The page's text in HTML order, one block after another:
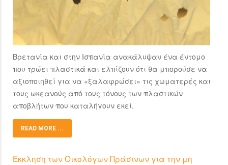
Βρετανία και στην Ισπανία ανακάλυψαν ένα έντομο
που τρώει πλαστικά και ελπίζουν ότι θα μπορούσε να
αξιοποιηθεί για να «ξαλαφρώσει» τις χωματερές και
τους ωκεανούς από τους τόνους των πλαστικών
αποβλήτων που καταλήγουν εκεί.
READ MORE ...
Έκκληση των Οικολόγων Πράσινων για την μη